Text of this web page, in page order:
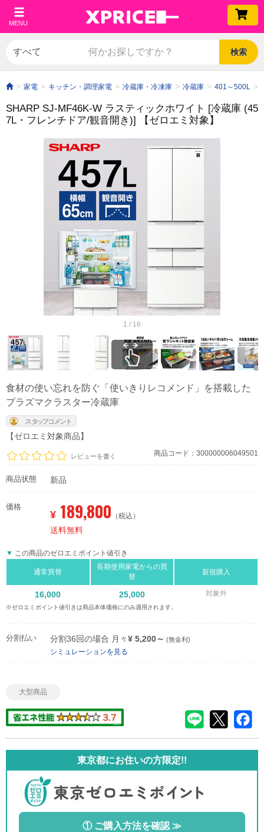
MENU
検索
家電 キッチン・調理家電 冷蔵庫・冷凍庫 冷蔵庫 401～500L
SHARP SJ-MF46K-W ラスティックホワイト [冷蔵庫 (45
7L・フレンチドア/観音開き)]
【ゼロエミ対象】
1 / 16
食材の使い忘れを防ぐ「使いきりレコメンド」を搭載した
プラズマクラスター冷蔵庫
【ゼロエミ対象商品】
レビューを書く 商品コード：300000006049501
商品状態 新品
価格
¥ 189,800 （税込）
送料無料
この商品のゼロエミポイント値引き
通常買替
長期使用家電からの買
替
新規購入
16,000 25,000 対象外
※ゼロエミポイント値引きは商品本体価格にのみ適用されます。
分割払い 分割36回の場合 月々¥ 5,200～ (無金利)
シミュレーションを見る
大型商品
東京都にお住いの方限定!!
① ご購入方法を確認 ≫